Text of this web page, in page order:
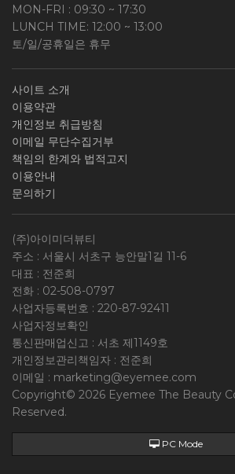
MON-FRI : 09:30 ~ 17:30
LUNCH TIME: 12:00 ~ 13:00
토/일/공휴일은 휴무
사이트 소개
이용약관
개인정보 취급방침
이메일 무단수집거부
책임의 한계와 법적고지
이용안내
문의하기
(주)아이미더뷰티
주소 : 서울시 서초구 능안말1길 11-6
대표 : 전준희
전화 : 02-508-0797
사업자등록번호 : 220-87-92411
사업자정보확인
통신판매업신고 : 서초 제1149호
개인정보관리책임자 : 전준희
이메일 : marketing@eyemee.com
Copyright© 2026 Eyemee The Beauty
Reserved.
PC Mode